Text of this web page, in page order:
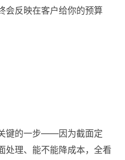
会反映在客户给你的预算
键的一步——因为截面定
处理、能不能降成本，全看